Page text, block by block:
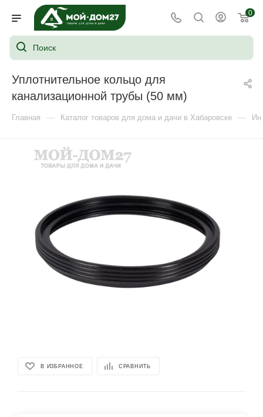
0
Уплотнительное кольцо для
канализационной трубы (50 мм)
Главная — Каталог товаров для дома и дачи в Хабаровске —
В ИЗБРАННОЕ СРАВНИТЬ